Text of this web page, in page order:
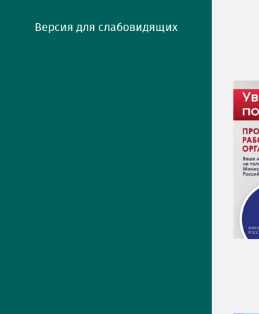
Версия для слабовидящих